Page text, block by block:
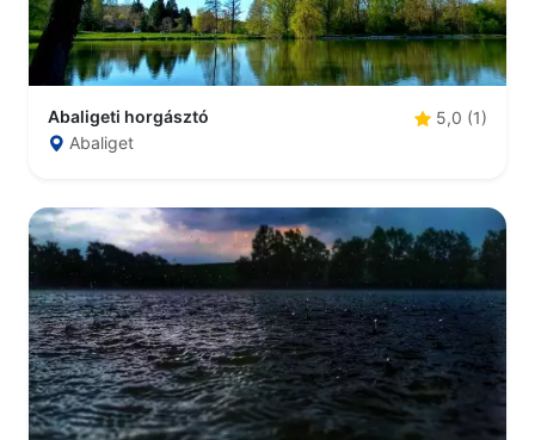
Abaligeti horgásztó
5,0 (1)
Abaliget